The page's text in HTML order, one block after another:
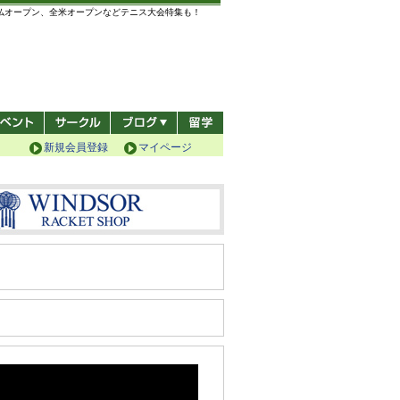
ープン、全米オープンなどテニス大会特集も！
マイページ
新規会員登録